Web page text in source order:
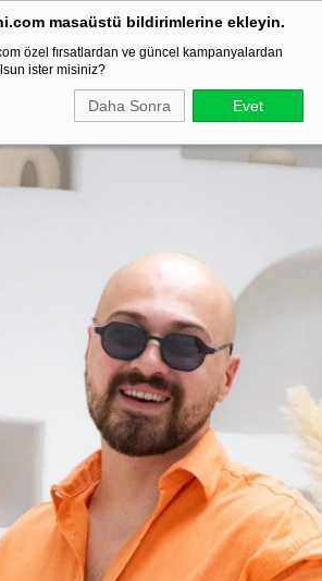
masaüstü bildirimlerine ekleyin.
özel fırsatlardan ve güncel kampanyalardan
ister misiniz?
Daha Sonra Evet
Ayakkabı Mevsimlik Mont & Kaban
İçi
İndirim
Keten